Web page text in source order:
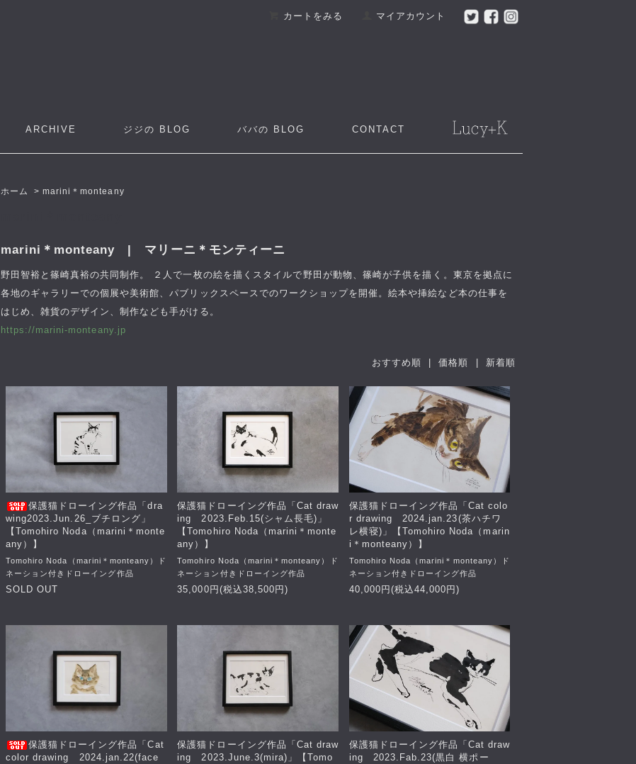
カートをみる マイアカウント
ARCHIVE ジジの BLOG ババの BLOG CONTACT
ホーム >marini＊monteany
marini＊monteany | マリーニ＊モンティーニ
野田智裕と篠崎真裕の共同制作。 ２人で一枚の絵を描くスタイルで野田が動物、篠崎が子供を描く。東京を拠点に
各地のギャラリーでの個展や美術館、パブリックスペースでのワークショップを開催。絵本や挿絵など本の仕事を
はじめ、雑貨のデザイン、制作なども手がける。
https://marini-monteany.jp
おすすめ順 |価格順 | 新着順
保護猫ドローイング作品「dra
wing2023.Jun.26_ブチロング」
【Tomohiro Noda（marini＊monte
any）】
Tomohiro Noda（marini＊monteany）ド
ネーション付きドローイング作品
SOLD OUT
保護猫ドローイング作品「Cat draw
ing 2023.Feb.15(シャム長毛)」
【Tomohiro Noda（marini＊monte
any）】
Tomohiro Noda（marini＊monteany）ド
ネーション付きドローイング作品
35,000円(税込38,500円)
保護猫ドローイング作品「Cat colo
r drawing 2024.jan.23(茶ハチワ
レ横寝)」【Tomohiro Noda（marin
i＊monteany）】
Tomohiro Noda（marini＊monteany）ド
ネーション付きドローイング作品
40,000円(税込44,000円)
保護猫ドローイング作品「Cat
color drawing 2024.jan.22(face
保護猫ドローイング作品「Cat draw
ing 2023.June.3(mira)」【Tomo
保護猫ドローイング作品「Cat draw
ing 2023.Fab.23(黒白 横ポー